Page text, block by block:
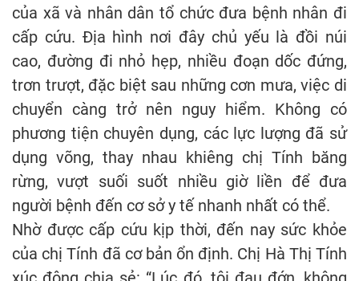
của xã và nhân dân tổ chức đưa bệnh nhân đi
cấp cứu. Địa hình nơi đây chủ yếu là đồi núi
cao, đường đi nhỏ hẹp, nhiều đoạn dốc đứng,
trơn trượt, đặc biệt sau những cơn mưa, việc di
chuyển càng trở nên nguy hiểm. Không có
phương tiện chuyên dụng, các lực lượng đã sử
dụng võng, thay nhau khiêng chị Tính băng
rừng, vượt suối suốt nhiều giờ liền để đưa
người bệnh đến cơ sở y tế nhanh nhất có thể.
Nhờ được cấp cứu kịp thời, đến nay sức khỏe
của chị Tính đã cơ bản ổn định. Chị Hà Thị Tính